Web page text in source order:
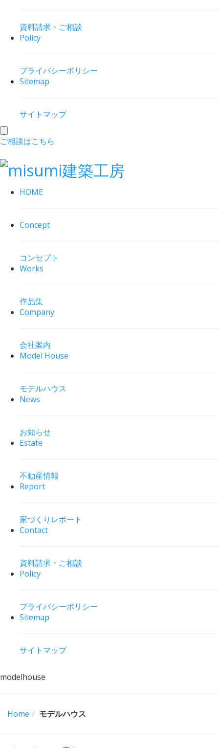
資料請求・ご相談
Policy
プライバシーポリシー
Sitemap
サイトマップ
toggle
navigation
ご相談はこちら
HOME
Concept
コンセプト
Works
作品集
Company
会社案内
Model House
モデルハウス
News
お知らせ
Estate
不動産情報
Report
家づくりレポート
Contact
資料請求・ご相談
Policy
プライバシーポリシー
Sitemap
サイトマップ
modelhouse
Home モデルハウス